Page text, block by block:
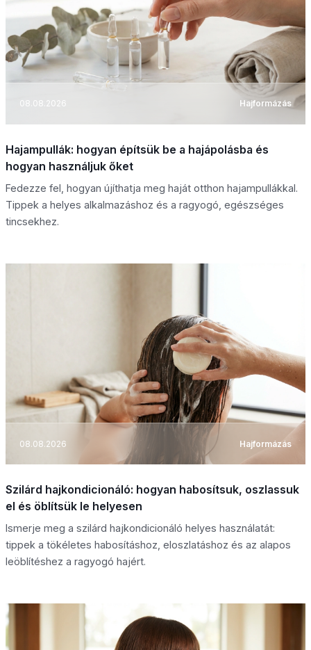
08.08.2026 Hajformázás
Hajampullák: hogyan építsük be a hajápolásba és
hogyan használjuk őket
Fedezze fel, hogyan újíthatja meg haját otthon hajampullákkal.
Tippek a helyes alkalmazáshoz és a ragyogó, egészséges
tincsekhez.
08.08.2026 Hajformázás
Szilárd hajkondicionáló: hogyan habosítsuk, oszlassuk
el és öblítsük le helyesen
Ismerje meg a szilárd hajkondicionáló helyes használatát:
tippek a tökéletes habosításhoz, eloszlatáshoz és az alapos
leöblítéshez a ragyogó hajért.